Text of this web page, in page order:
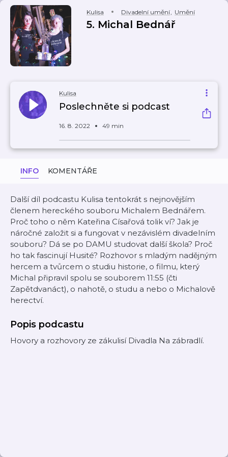
Kulisa Divadelní umění, Umění
5. Michal Bednář
Kulisa
Poslechněte si podcast
16. 8. 2022 49 min
INFO KOMENTÁŘE
Další díl podcastu Kulisa tentokrát s nejnovějším
členem hereckého souboru Michalem Bednářem.
Proč toho o něm Kateřina Císařová tolik ví? Jak je
náročné založit si a fungovat v nezávislém divadelním
souboru? Dá se po DAMU studovat další škola? Proč
ho tak fascinují Husité? Rozhovor s mladým nadějným
hercem a tvůrcem o studiu historie, o filmu, který
Michal připravil spolu se souborem 11:55 (čti
Zapětdvanáct), o nahotě, o studu a nebo o Michalově
herectví.
Popis podcastu
Hovory a rozhovory ze zákulisí Divadla Na zábradlí.